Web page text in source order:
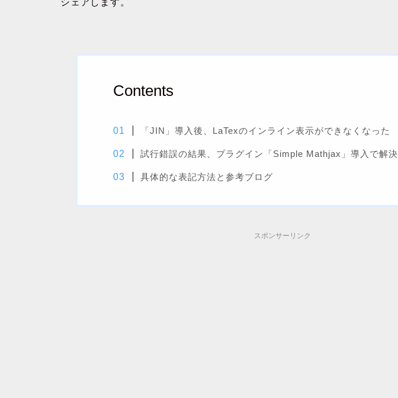
シェアします。
Contents
「JIN」導入後、LaTexのインライン表示ができなくなった
試行錯誤の結果、プラグイン「Simple Mathjax」導入で解決
具体的な表記方法と参考ブログ
スポンサーリンク